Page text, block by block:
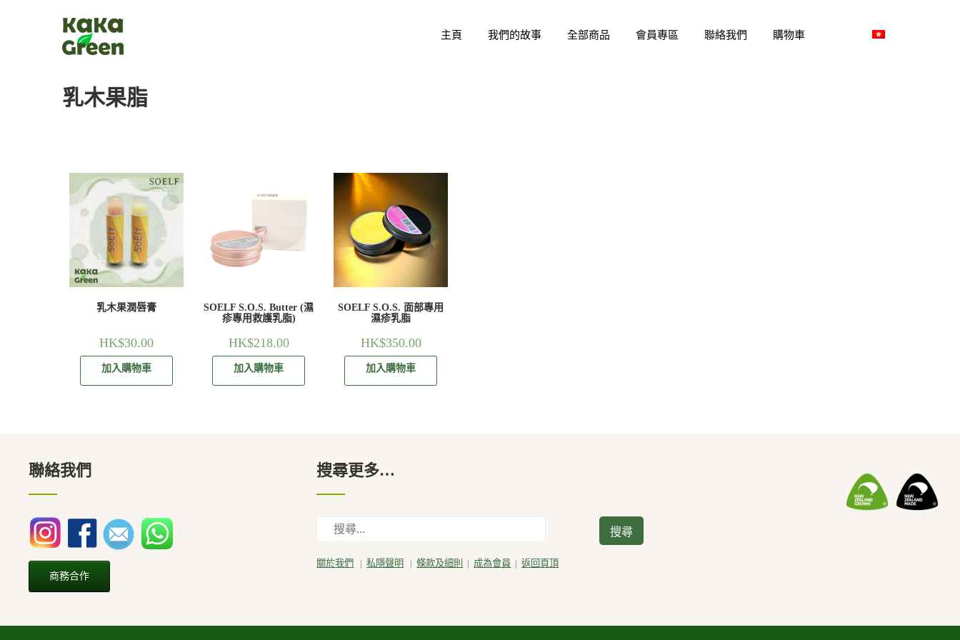
主頁 我們的故事 全部商品 會員專區 聯絡我們 購物車
乳木果脂
乳木果潤唇膏
HK$30.00
加入購物車
SOELF S.O.S. Butter (濕
疹專用救護乳脂)
HK$218.00
加入購物車
SOELF S.O.S. 面部專用
濕疹乳脂
HK$350.00
加入購物車
聯絡我們
商務合作
搜尋更多…
關於我們 |私隱聲明 |條款及細則 | 成為會員 |返回頁頂